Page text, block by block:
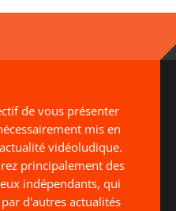
de vous présenter
mis en
vidéoludique.
principalement des
indépendants, qui
d'autres actualités